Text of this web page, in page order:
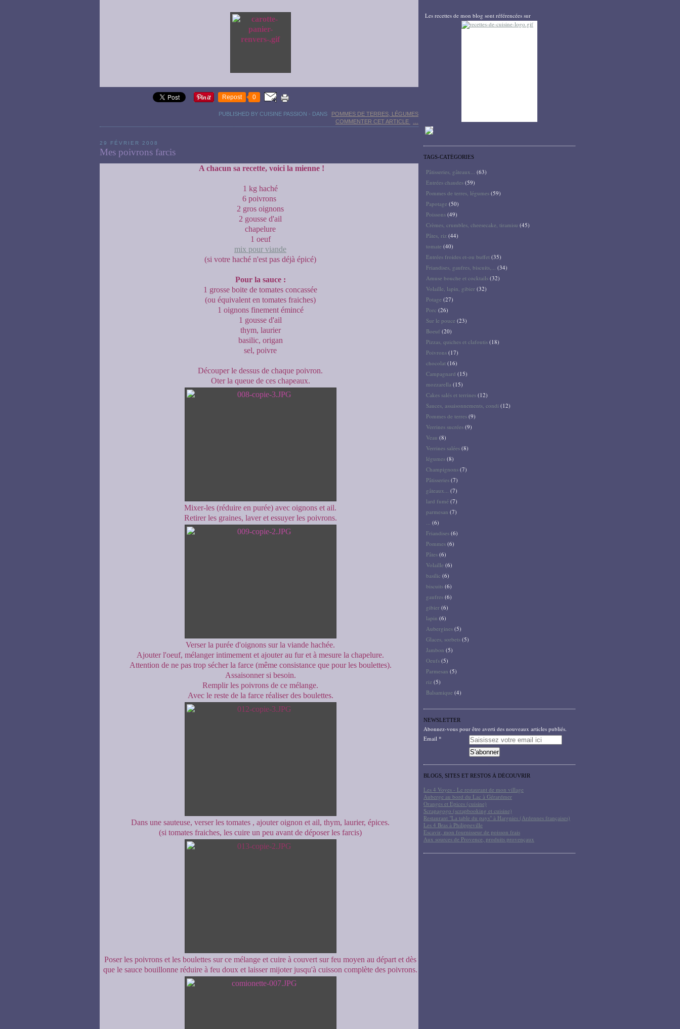
Repost 0
PUBLISHED BY CUISINE PASSION - DANS
POMMES DE TERRES, LÉGUMES
COMMENTER CET ARTICLE
29 FÉVRIER 2008
Mes poivrons farcis
A chacun sa recette, voici la mienne !
1 kg haché
6 poivrons
2 gros oignons
2 gousse d'ail
chapelure
1 oeuf
mix pour viande
(si votre haché n'est pas déjà épicé)
Pour la sauce :
1 grosse boite de tomates concassée
(ou équivalent en tomates fraiches)
1 oignons finement émincé
1 gousse d'ail
thym, laurier
basilic, origan
sel, poivre
Découper le dessus de chaque poivron.
Oter la queue de ces chapeaux.
Mixer-les (réduire en purée) avec oignons et ail.
Retirer les graines, laver et essuyer les poivrons.
Verser la purée d'oignons sur la viande hachée.
Ajouter l'oeuf, mélanger intimement et ajouter au fur et à mesure la chapelure.
Attention de ne pas trop sécher la farce (même consistance que pour les boulettes).
Assaisonner si besoin.
Remplir les poivrons de ce mélange.
Avec le reste de la farce réaliser des boulettes.
Dans une sauteuse, verser les tomates , ajouter oignon et ail, thym, laurier, épices.
(si tomates fraiches, les cuire un peu avant de déposer les farcis)
Poser les poivrons et les boulettes sur ce mélange et cuire à couvert sur feu moyen au départ et dès
que le sauce bouillonne réduire à feu doux et laisser mijoter jusqu'à cuisson complète des poivrons.
Les recettes de mon blog sont référencées sur
TAGS-CATÉGORIES
Pâtisseries, gâteaux... (63)
Entrées chaudes (59)
Pommes de terres, légumes (59)
Papotage (50)
Poissons (49)
Crèmes, crumbles, cheesecake, tiramisu (45)
Pâtes, riz (44)
tomate (40)
Entrées froides et-ou buffet (35)
Friandises, gaufres, biscuits,... (34)
Amuse bouche et cocktails (32)
Volaille, lapin, gibier (32)
Potage (27)
Porc (26)
Sur le pouce (23)
Boeuf (20)
Pizzas, quiches et clafoutis (18)
Poivrons (17)
chocolat (16)
Campagnard (15)
mozzarella (15)
Cakes salés et terrines (12)
Sauces, assaisonnements, condi (12)
Pommes de terres (9)
Verrines sucrées (9)
Veau (8)
Verrines salées (8)
légumes (8)
Champignons (7)
Pâtisseries (7)
gâteaux... (7)
lard fumé (7)
parmesan (7)
... (6)
Friandises (6)
Pommes (6)
Pâtes (6)
Volaille (6)
basilic (6)
biscuits (6)
gaufres (6)
gibier (6)
lapin (6)
Aubergines (5)
Glaces, sorbets (5)
Jambon (5)
Oeufs (5)
Parmesan (5)
riz (5)
Balsamique (4)
NEWSLETTER
Abonnez-vous pour être averti des nouveaux articles publiés.
Email
BLOGS, SITES ET RESTOS À DÉCOUVRIR
Les 4 Voyes - Le restaurant de mon village
Auberge au bord du Lac à Gérardmer
Oranges et Epices (cuisine)
Scrapagogo (scrapbooking et cuisine)
Restaurant "La table du pays" à Hargnies (Ardennes françaises)
Les 4 Bras à Philippeville
Escavir, mon fournisseur de poisson frais
Aux sources de Provence, produits provençaux